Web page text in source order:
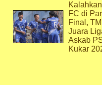
FC di
Final,
Juara
Askab
Kukar